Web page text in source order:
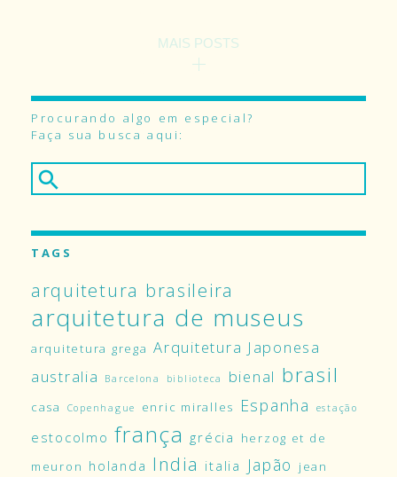
MAIS POSTS
Procurando algo em especial?
Faça sua busca aqui:
TAGS
arquitetura brasileira
arquitetura de museus
arquitetura grega Arquitetura Japonesa
australia
Barcelona biblioteca bienal brasil
casa Copenhague enric miralles Espanha estação
estocolmo frança grécia
herzog et de
meuron holanda India italia Japão
jean